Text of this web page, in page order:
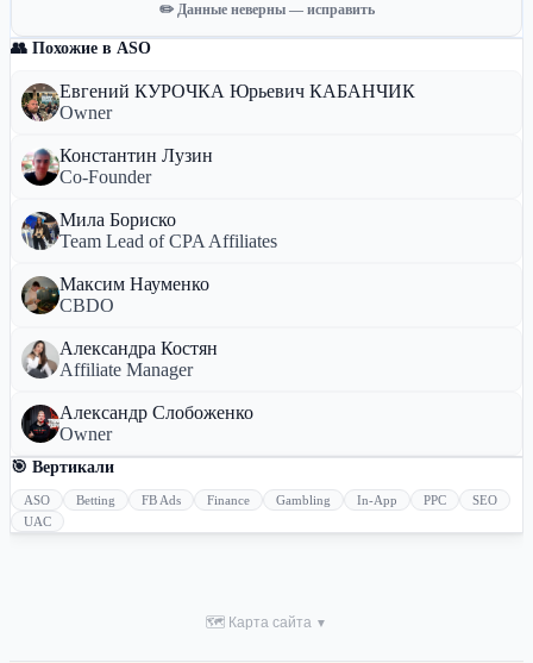
✏️ Данные неверны — исправить
👥 Похожие в ASO
Евгений КУРОЧКА Юрьевич КАБАНЧИК
Owner
Константин Лузин
Co-Founder
Мила Бориско
Team Lead of CPA Affiliates
Максим Науменко
CBDO
Александра Костян
Affiliate Manager
Александр Слобоженко
Owner
🎯 Вертикали
ASO Betting FB Ads Finance Gambling In-App PPC
SEO
UAC
🗺 Карта сайта ▼